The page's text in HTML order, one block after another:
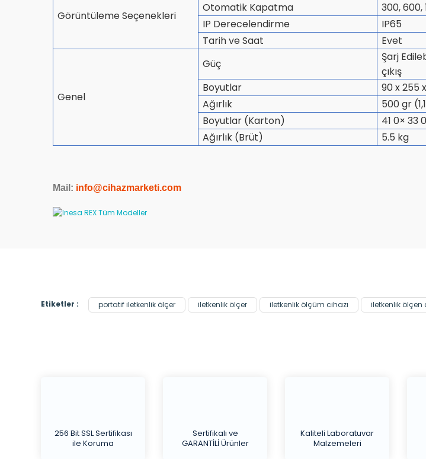
Görüntüleme Seçenekleri
Otomatik Kapatma
300, 600,
IP Derecelendirme
IP65
Tarih ve Saat
Evet
Genel
Güç
Şarj
çıkış
Boyutlar
90 x 255
Ağırlık
500 gr
Boyutlar (Karton)
41 0× 33
Ağırlık (Brüt)
5.5 kg
Mail: info@cihazmarketi.com
Etiketler : portatif iletkenlik ölçer iletkenlik ölçer iletkenlik ölçüm cihazı iletkenlik ölçen
256 Bit SSL Sertifikası
ile Koruma
Sertifikalı ve
GARANTİLİ Ürünler
Kaliteli Laboratuvar
Malzemeleri